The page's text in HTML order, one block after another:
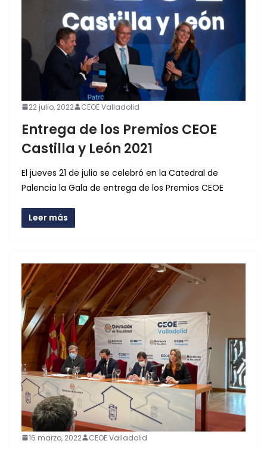
22 julio, 2022 CEOE Valladolid
Entrega de los Premios CEOE
Castilla y León 2021
El jueves 21 de julio se celebró en la Catedral de
Palencia la Gala de entrega de los Premios CEOE
Leer más
16 marzo, 2022 CEOE Valladolid